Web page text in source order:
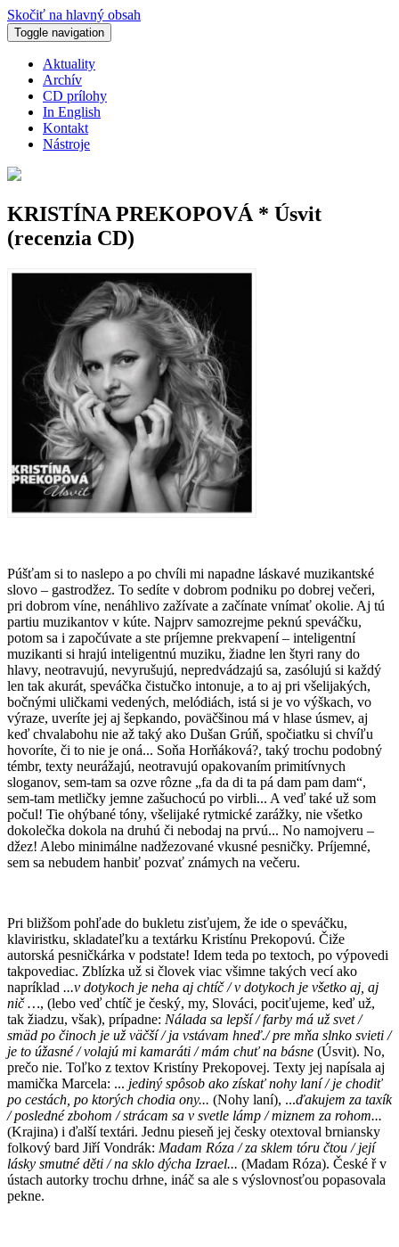
Skočiť na hlavný obsah
Toggle navigation
Aktuality
Archív
CD prílohy
In English
Kontakt
Nástroje
KRISTÍNA PREKOPOVÁ * Úsvit
(recenzia CD)
Púšťam si to naslepo a po chvíli mi napadne láskavé muzikantské
slovo – gastrodžez. To sedíte v dobrom podniku po dobrej večeri,
pri dobrom víne, nenáhlivo zažívate a začínate vnímať okolie. Aj tú
partiu muzikantov v kúte. Najprv samozrejme peknú speváčku,
potom sa i započúvate a ste príjemne prekvapení – inteligentní
muzikanti si hrajú inteligentnú muziku, žiadne len štyri rany do
hlavy, neotravujú, nevyrušujú, nepredvádzajú sa, zasólujú si každý
len tak akurát, speváčka čistučko intonuje, a to aj pri všelijakých,
bočnými uličkami vedených, melódiách, istá si je vo výškach, vo
výraze, uveríte jej aj šepkando, poväčšinou má v hlase úsmev, aj
keď chvalabohu nie až taký ako Dušan Grúň, spočiatku si chvíľu
hovoríte, či to nie je oná... Soňa Horňáková?, taký trochu podobný
témbr, texty neurážajú, neotravujú opakovaním primitívnych
sloganov, sem-tam sa ozve rôzne „fa da di ta pá dam pam dam“,
sem-tam metličky jemne zašuchocú po virbli... A veď také už som
počul! Tie ohýbané tóny, všelijaké rytmické zarážky, nie všetko
dokolečka dokola na druhú či nebodaj na prvú... No namojveru –
džez! Alebo minimálne nadžezované vkusné pesničky. Príjemné,
sem sa nebudem hanbiť pozvať známych na večeru.
Pri bližšom pohľade do bukletu zisťujem, že ide o speváčku,
klaviristku, skladateľku a textárku Kristínu Prekopovú. Čiže
autorská pesničkárka v podstate! Idem teda po textoch, po výpovedi
takpovediac. Zblízka už si človek viac všimne takých vecí ako
napríklad ...v dotykoch je neha aj chtíč / v dotykoch je všetko aj, aj
nič …, (lebo veď chtíč je český, my, Slováci, pociťujeme, keď už,
tak žiadzu, však), prípadne: Nálada sa lepší / farby má už svet /
smäd po činoch je už väčší / ja vstávam hneď./pre mňa slnko svieti /
je to úžasné / volajú mi kamaráti / mám chuť na básne (Úsvit). No,
prečo nie. Toľko z textov Kristíny Prekopovej. Texty jej napísala aj
mamička Marcela: ... jediný spôsob ako získať nohy laní / je chodiť
po cestách, po ktorých chodia ony... (Nohy laní), ...ďakujem za taxík
/ posledné zbohom / strácam sa v svetle lámp / miznem za rohom...
(Krajina) i ďalší textári. Jednu pieseň jej česky otextoval brniansky
folkový bard Jiří Vondrák: Madam Róza / za sklem tóru čtou / její
lásky smutné děti / na sklo dýcha Izrael... (Madam Róza). České ř v
ústach autorky trochu drhne, ináč sa ale s výslovnosťou popasovala
pekne.